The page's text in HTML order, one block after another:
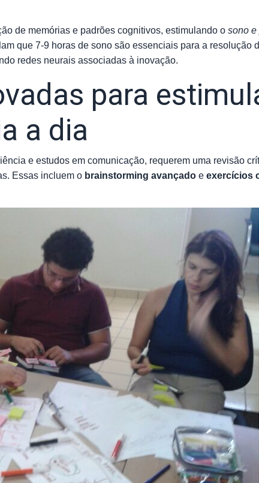
de memórias e padrões cognitivos, estimulando o sono e
que 7-9 horas de sono são essenciais para a resolução
redes neurais associadas à inovação.
para
a dia
e estudos em comunicação, requerem uma revisão
Essas incluem o brainstorming avançado e exercícios